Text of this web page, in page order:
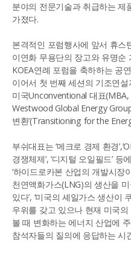
분야의 전문기술과 취급하는 제
가졌다.
본격적인 포럼행사에 앞서 휴스
이연화 무용단의 장고와 유명순
KOEA연례 포럼을 축하하는 공
이어서 첫 번째 세션의 기조연
미국Unconventional 대표
Westwood Global Energy
변환’(Transitioning for the
부쉬대표는 ‘메크로 경제 환경
경쟁체제’, ‘디지털 오일필드’
‘하이드로카본 산업의 개발시장
천연액화가스(LNG)의 생산을
있다’, ‘미국의 셰일가스 생산이
우위를 갖고 있으나 현재 미국
볼 때 변화하는 에너지 산업에
참석자들의 질의에 응답하는 시